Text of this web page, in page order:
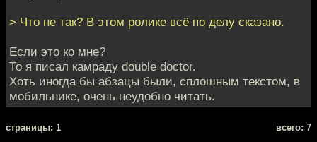
> Что не так? В этом ролике всё по делу сказано.
Если это ко мне?
То я писал камраду double doctor.
Хоть иногда бы абзацы были, сплошным текстом, в
мобильнике, очень неудобно читать.
cтраницы: 1 всего: 7